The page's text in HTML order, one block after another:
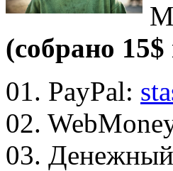
(собрано 15$
01. PayPal:
02.
03.